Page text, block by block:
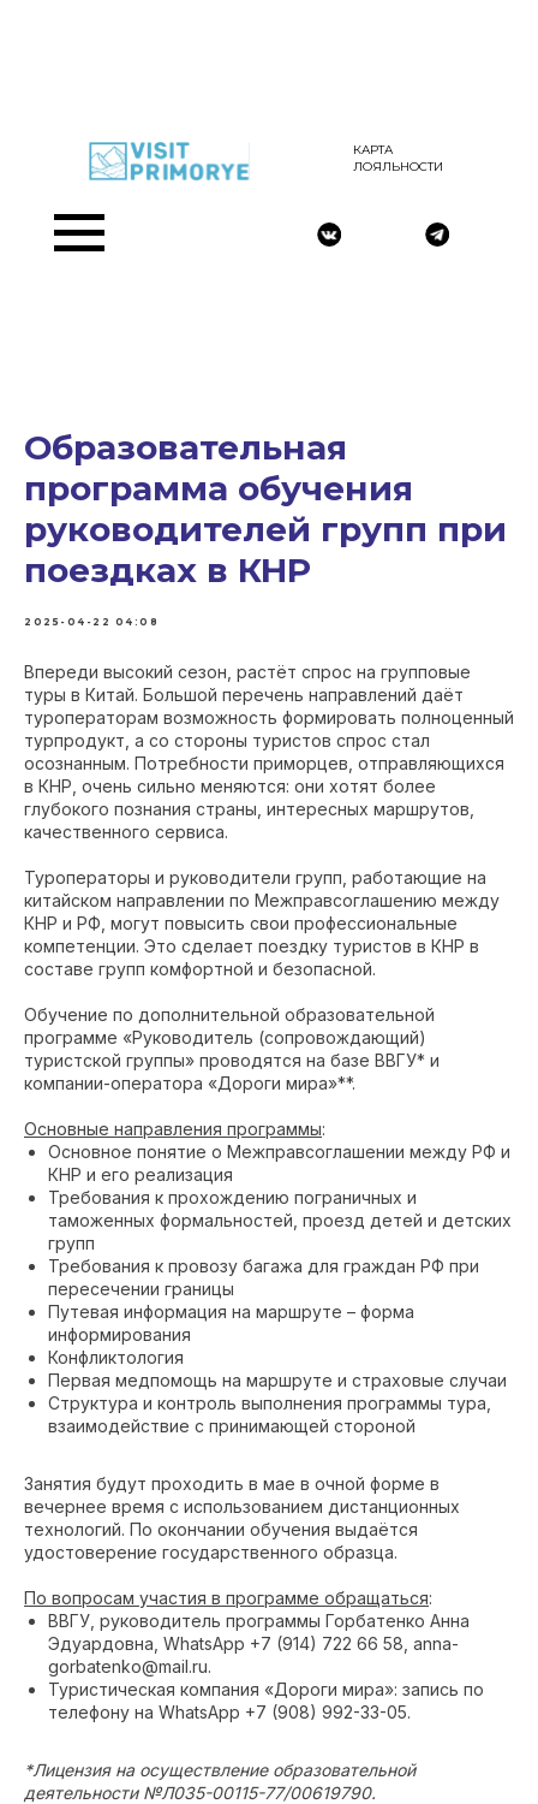
КАРТА
ЛОЯЛЬНОСТИ
Образовательная
программа обучения
руководителей групп при
поездках в КНР
2025-04-22 04:08
Впереди высокий сезон, растёт спрос на групповые
туры в Китай. Большой перечень направлений даёт
туроператорам возможность формировать полноценный
турпродукт, а со стороны туристов спрос стал
осознанным. Потребности приморцев, отправляющихся
в КНР, очень сильно меняются: они хотят более
глубокого познания страны, интересных маршрутов,
качественного сервиса.
Туроператоры и руководители групп, работающие на
китайском направлении по Межправсоглашению между
КНР и РФ, могут повысить свои профессиональные
компетенции. Это сделает поездку туристов в КНР в
составе групп комфортной и безопасной.
Обучение по дополнительной образовательной
программе «Руководитель (сопровождающий)
туристской группы» проводятся на базе ВВГУ* и
компании-оператора «Дороги мира»**.
Основные направления программы:
Основное понятие о Межправсоглашении между РФ и
КНР и его реализация
Требования к прохождению пограничных и
таможенных формальностей, проезд детей и детских
групп
Требования к провозу багажа для граждан РФ при
пересечении границы
Путевая информация на маршруте – форма
информирования
Конфликтология
Первая медпомощь на маршруте и страховые случаи
Структура и контроль выполнения программы тура,
взаимодействие с принимающей стороной
Занятия будут проходить в мае в очной форме в
вечернее время с использованием дистанционных
технологий. По окончании обучения выдаётся
удостоверение государственного образца.
По вопросам участия в программе обращаться:
ВВГУ, руководитель программы Горбатенко Анна
Эдуардовна, WhatsApp +7 (914) 722 66 58, anna-
gorbatenko@mail.ru.
Туристическая компания «Дороги мира»: запись по
телефону на WhatsApp +7 (908) 992-33-05.
*Лицензия на осуществление образовательной
деятельности №Л035-00115-77/00619790.